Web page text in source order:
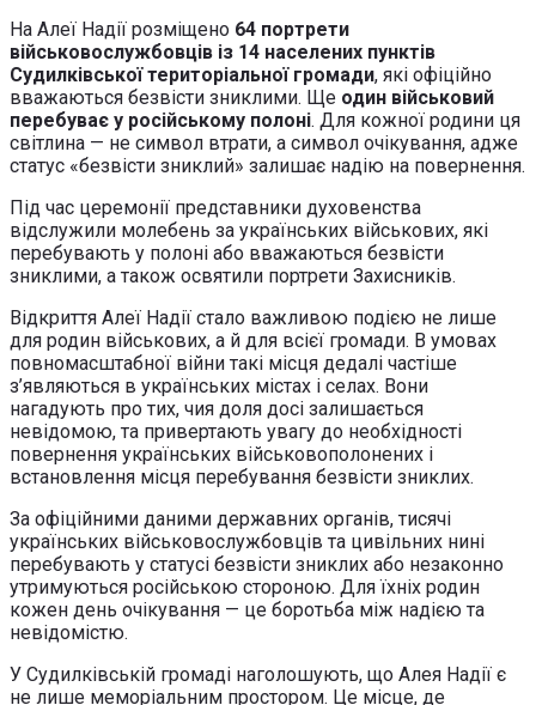
На Алеї Надії розміщено 64 портрети
військовослужбовців із 14 населених пунктів
Судилківської територіальної громади, які офіційно
вважаються безвісти зниклими. Ще один військовий
перебуває у російському полоні. Для кожної родини ця
світлина — не символ втрати, а символ очікування, адже
статус «безвісти зниклий» залишає надію на повернення.
Під час церемонії представники духовенства
відслужили молебень за українських військових, які
перебувають у полоні або вважаються безвісти
зниклими, а також освятили портрети Захисників.
Відкриття Алеї Надії стало важливою подією не лише
для родин військових, а й для всієї громади. В умовах
повномасштабної війни такі місця дедалі частіше
з’являються в українських містах і селах. Вони
нагадують про тих, чия доля досі залишається
невідомою, та привертають увагу до необхідності
повернення українських військовополонених і
встановлення місця перебування безвісти зниклих.
За офіційними даними державних органів, тисячі
українських військовослужбовців та цивільних нині
перебувають у статусі безвісти зниклих або незаконно
утримуються російською стороною. Для їхніх родин
кожен день очікування — це боротьба між надією та
невідомістю.
У Судилківській громаді наголошують, що Алея Надії є
не лише меморіальним простором. Це місце, де